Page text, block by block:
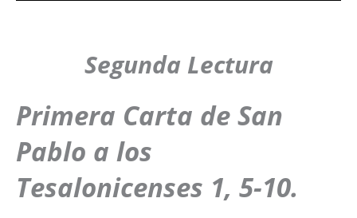
Segunda Lectura
Primera Carta de San
Pablo a los
Tesalonicenses 1, 5-10.